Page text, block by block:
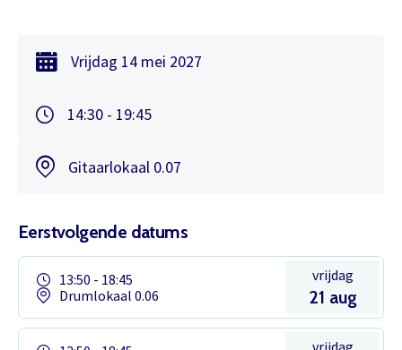
Vrijdag 14 mei 2027
14:30 - 19:45
Gitaarlokaal 0.07
Eerstvolgende datums
13:50 - 18:45
Drumlokaal 0.06
vrijdag
21 aug